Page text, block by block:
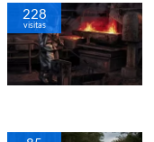
228
visitas